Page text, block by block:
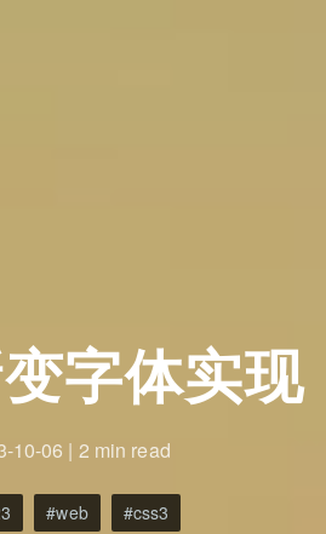
字体实现
10-06 | 2 min read
web css3